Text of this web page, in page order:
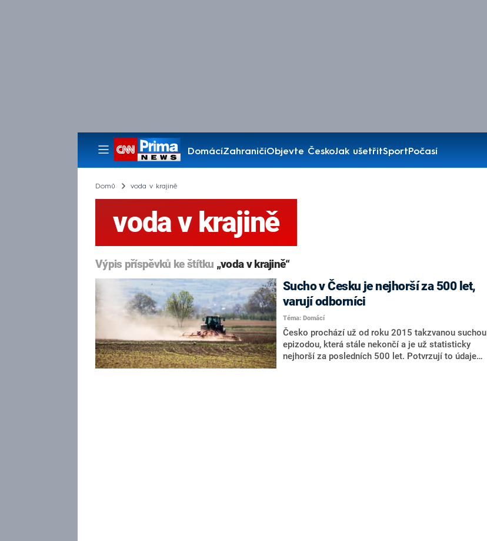
DomácíZahraničíObjevte ČeskoJak ušetřitSportPočasí
Pořady
Domů voda v krajině
voda v krajině
Výpis příspěvků ke štítku „voda v krajině“
Sucho v Česku je nejhorší za 500 let,
varují odborníci
Téma: Domácí
Česko prochází už od roku 2015 takzvanou suchou
epizodou, která stále nekončí a je už statisticky
nejhorší za posledních 500 let. Potvrzují to údaje